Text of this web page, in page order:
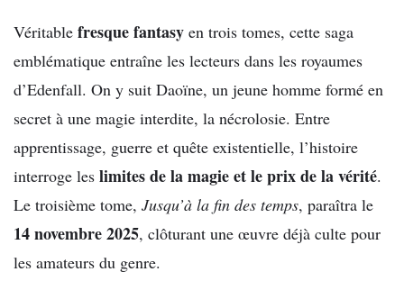
Véritable fresque fantasy en trois tomes, cette saga
emblématique entraîne les lecteurs dans les royaumes
d’Edenfall. On y suit Daoïne, un jeune homme formé en
secret à une magie interdite, la nécrolosie. Entre
apprentissage, guerre et quête existentielle, l’histoire
interroge les limites de la magie et le prix de la vérité.
Le troisième tome, Jusqu’à la fin des temps, paraîtra le
14 novembre 2025, clôturant une œuvre déjà culte pour
les amateurs du genre.